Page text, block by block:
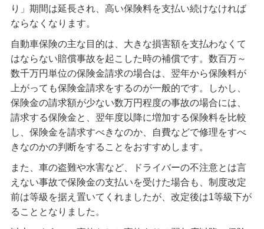
り」期間は延長され、高い保険料を支払い続けなければ
ならなくなります。
自動車保険の主な目的は、大きな損害額を支払わなくて
はならない賠償事故を起こした時の補償です。数百万～
数千万円単位の保険金請求の場合は、翌年から保険料が
上がっても保険金請求をするのが一般的です。しかし、
保険金の請求額が少ない数万円程度の事故の場合には、
請求する保険金と、翌年度以降に増加する保険料を比較
し、保険金を請求すべきなのか、自費などで修理をすべ
きなのかの判断をすることをおすすめします。
また、車の盗難や水害など、ドライバーの不注意とは言
えない事故で保険金の支払いを受けた場合も、制度改定
前は等級を据え置いてくれましたが、改定後は1等級下が
ることとなりました。